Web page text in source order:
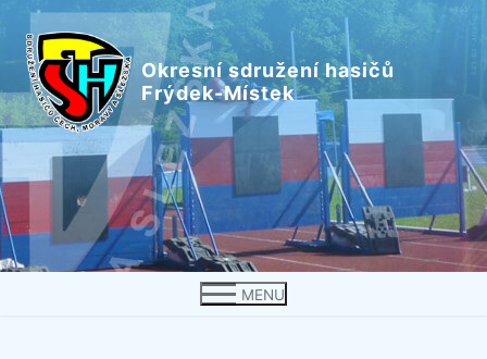
Přeskočit
obsah
Okresní sdružení hasičů
Frýdek-Místek
MENU